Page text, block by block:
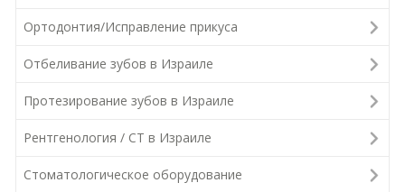
Ортодонтия/Исправление прикуса
Отбеливание зубов в Израиле
Протезирование зубов в Израиле
Рентгенология / СТ в Израиле
Стоматологическое оборудование